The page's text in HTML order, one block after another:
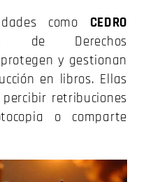
como CEDRO
de Derechos
y gestionan
en libros. Ellas
retribuciones
o comparte